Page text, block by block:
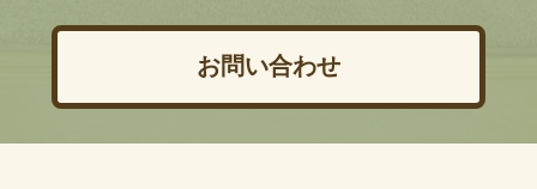
お問い合わせ